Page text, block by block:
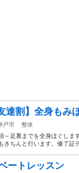
達割】全身もみ
戸市
整体
～足裏までを全身ほぐし
きちんと行います。修了証
ートレッスン